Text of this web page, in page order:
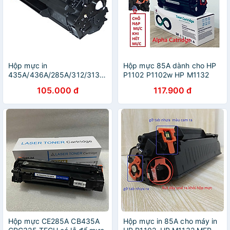
Hộp mực in
435A/436A/285A/312/313/325
P1005/P1006/P1505/P1102/P1102W,
Canon 6030/6030W - Hàng
nhập khẩu
105.000 đ
Hộp mực 85A dành cho HP
P1102 P1102w HP M1132
LBP 6030 6030w 6000 -
Hàng chính hãng Alpha
Cartridge
117.900 đ
Hộp mực CE285A CB435A
Hộp mực in 85A cho máy in